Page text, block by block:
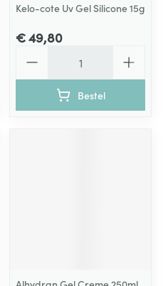
Kelo-cote Uv Gel Silicone 15g
€ 49,80
Bestel